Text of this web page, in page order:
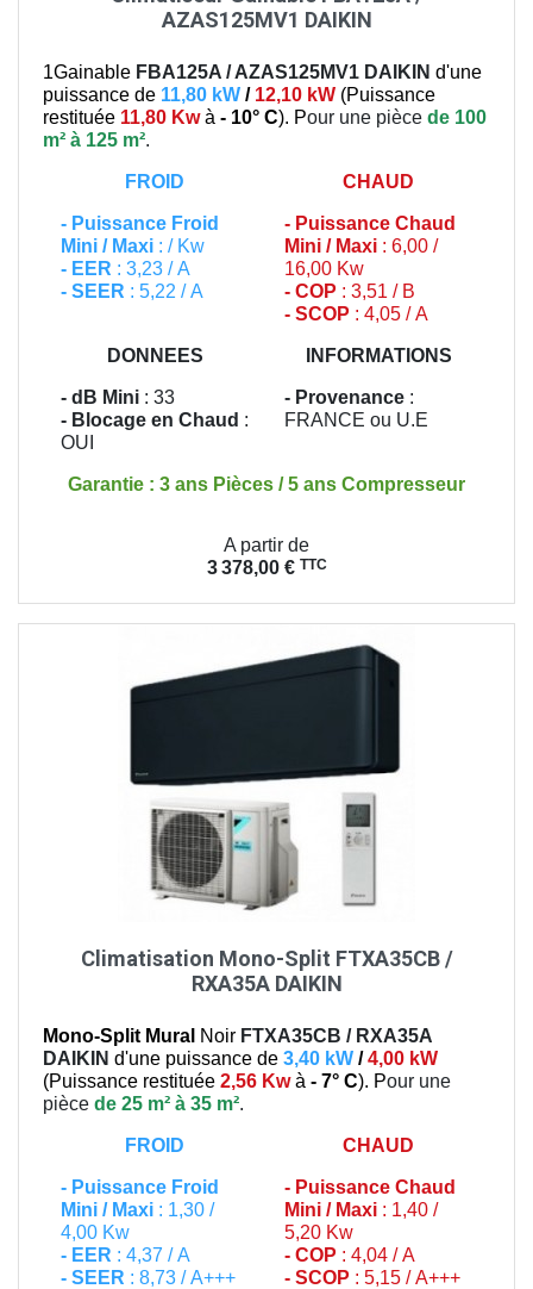
AZAS125MV1 DAIKIN
1Gainable FBA125A / AZAS125MV1 DAIKIN d'une
puissance de 11,80 kW / 12,10 kW (Puissance
restituée 11,80 Kwà - 10° C). Pour une pièce de 100
m² à 125 m².
FROID
- Puissance Froid
Mini / Maxi : / Kw
- EER : 3,23 / A
- SEER : 5,22 / A
CHAUD
- Puissance Chaud
Mini / Maxi : 6,00 /
16,00 Kw
- COP : 3,51 / B
- SCOP : 4,05 / A
DONNEES
- dB Mini : 33
- Blocage en Chaud :
OUI
INFORMATIONS
- Provenance :
FRANCE ou U.E
Garantie : 3 ans Pièces / 5 ans Compresseur
A partir de
3 378,00 € TTC
Climatisation Mono-Split FTXA35CB /
RXA35A DAIKIN
Mono-Split Mural Noir FTXA35CB / RXA35A
DAIKIN d'une puissance de 3,40 kW /4,00 kW
(Puissance restituée 2,56 Kwà - 7° C). Pour une
pièce de 25 m² à 35 m².
FROID
- Puissance Froid
Mini / Maxi : 1,30 /
4,00 Kw
- EER : 4,37 / A
- SEER : 8,73 / A+++
CHAUD
- Puissance Chaud
Mini / Maxi : 1,40 /
5,20 Kw
- COP : 4,04 / A
- SCOP : 5,15 / A+++